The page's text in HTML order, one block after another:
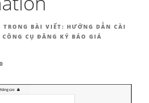
TRONG BÀI VIẾT: HƯỚNG DẪN CÀI
CỤ ĐĂNG KÝ BÁO GIÁ
0